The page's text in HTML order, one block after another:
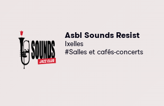
Asbl Sounds Resist
Ixelles
#Salles et cafés-concerts